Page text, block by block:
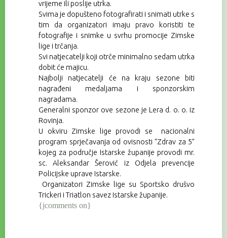
vrijeme ili poslije utrka.
Svima je dopušteno fotografirati i snimati utrke s
tim da organizatori imaju pravo koristiti te
fotografije i snimke u svrhu promocije Zimske
lige i trčanja.
Svi natjecatelji koji otrče minimalno sedam utrka
dobit će majicu.
Najbolji natjecatelji će na kraju sezone biti
nagrađeni medaljama i sponzorskim
nagradama.
Generalni sponzor ove sezone je Lera d. o. o. iz
Rovinja.
U okviru Zimske lige provodi se nacionalni
program sprječavanja od ovisnosti “Zdrav za 5”
kojeg za područje Istarske županije provodi mr.
sc. Aleksandar Šerović iz Odjela prevencije
Policijske uprave Istarske.
Organizatori Zimske lige su Sportsko drušvo
Trickeri i Triatlon savez Istarske županije.
{jcomments on}